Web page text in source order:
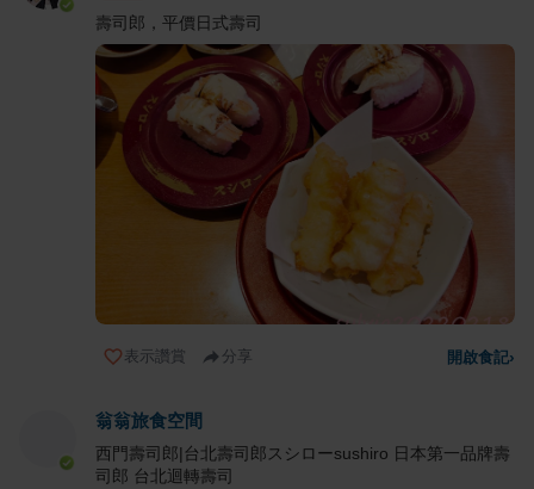
壽司郎，平價日式壽司
表示讚賞 分享 開啟食記›
翁翁旅食空間
西門壽司郎|台北壽司郎スシローsushiro 日本第一品牌壽
司郎 台北迴轉壽司